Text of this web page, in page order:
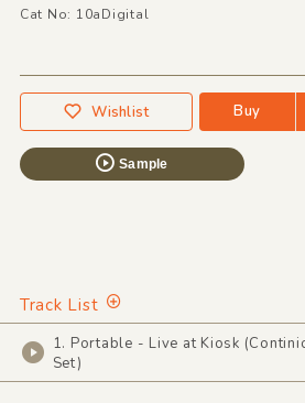
Cat No: 10aDigital
Wishlist Buy
Sample
Track List
1. Portable - Live at Kiosk
Set)